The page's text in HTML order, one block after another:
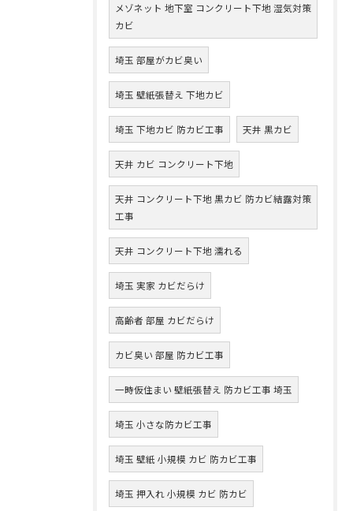
メゾネット 地下室 コンクリート下地 湿気対策
カビ
埼玉 部屋がカビ臭い
埼玉 壁紙張替え 下地カビ
埼玉 下地カビ 防カビ工事 天井 黒カビ
天井 カビ コンクリート下地
天井 コンクリート下地 黒カビ 防カビ結露対策
工事
天井 コンクリート下地 濡れる
埼玉 実家 カビだらけ
高齢者 部屋 カビだらけ
カビ臭い 部屋 防カビ工事
一時仮住まい 壁紙張替え 防カビ工事 埼玉
埼玉 小さな防カビ工事
埼玉 壁紙 小規模 カビ 防カビ工事
埼玉 押入れ 小規模 カビ 防カビ